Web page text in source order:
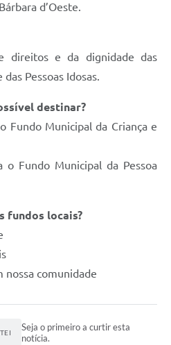
d’Oeste.
direitos e da dignidade das
Pessoas Idosas.
destinar?
Fundo Municipal da Criança e
Fundo Municipal da Pessoa
fundos locais?
comunidade
Seja o primeiro a curtir esta
notícia.